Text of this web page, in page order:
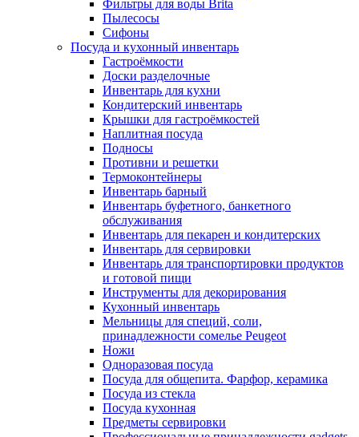
Фильтры для воды Brita
Пылесосы
Сифоны
Посуда и кухонный инвентарь
Гастроёмкости
Доски разделочные
Инвентарь для кухни
Кондитерский инвентарь
Крышки для гастроёмкостей
Наплитная посуда
Подносы
Противни и решетки
Термоконтейнеры
Инвентарь барный
Инвентарь буфетного, банкетного
обслуживания
Инвентарь для пекарен и кондитерских
Инвентарь для сервировки
Инвентарь для транспортировки продуктов
и готовой пищи
Инструменты для декорирования
Кухонный инвентарь
Мельницы для специй, соли,
принадлежности сомелье Peugeot
Ножи
Одноразовая посуда
Посуда для общепита. Фарфор, керамика
Посуда из стекла
Посуда кухонная
Предметы сервировки